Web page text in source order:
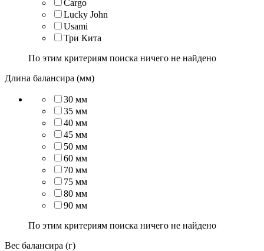
Cargo
Lucky John
Usami
Три Кита
По этим критериям поиска ничего не найдено
Длина балансира (мм)
30 мм
35 мм
40 мм
45 мм
50 мм
60 мм
70 мм
75 мм
80 мм
90 мм
По этим критериям поиска ничего не найдено
Вес балансира (г)